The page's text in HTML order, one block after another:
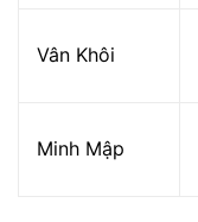
Vân Khôi
Minh Mập